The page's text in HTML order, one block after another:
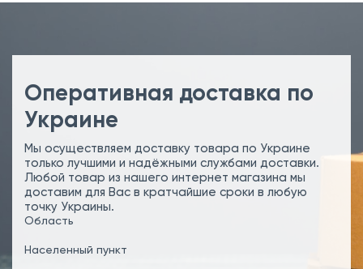
Оперативная доставка по
Украине
Мы осуществляем доставку товара по Украине
только лучшими и надёжными службами доставки.
Любой товар из нашего интернет магазина мы
доставим для Вас в кратчайшие сроки в любую
точку Украины.
Область
Населенный пункт